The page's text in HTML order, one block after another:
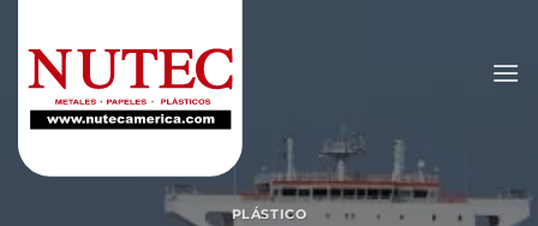
contenido
PLÁSTICO